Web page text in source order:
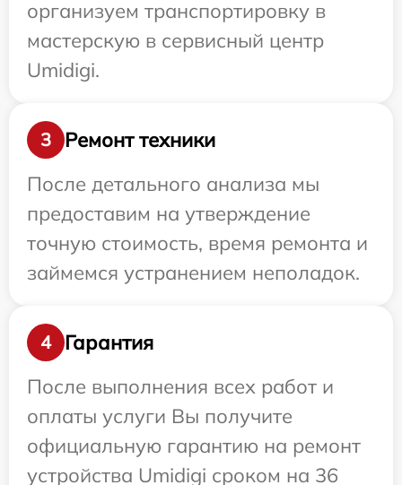
организуем транспортировку в
мастерскую в сервисный центр
Umidigi.
3
Ремонт техники
После детального анализа мы
предоставим на утверждение
точную стоимость, время ремонта и
займемся устранением неполадок.
4
Гарантия
После выполнения всех работ и
оплаты услуги Вы получите
официальную гарантию на ремонт
устройства Umidigi сроком на 36